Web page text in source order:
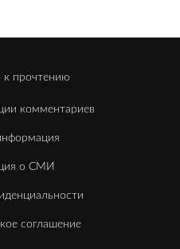
к прочтению
комментариев
о СМИ
соглашение